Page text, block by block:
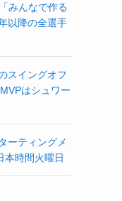
みんなで作る
以降の全選手
スイングオフ
はシュワー
ーティングメ
本時間火曜日